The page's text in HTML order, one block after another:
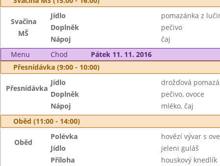
Svačina
MŠ
Jídlo
pomazánka z
Doplněk
pečivo
Nápoj
čaj
Menu
Chod
Pátek 11. 11. 2016
Přesnídávka (9:00 - 10:00)
Přesnídávka
Jídlo
drožďová
Doplněk
pečivo, ovoce
Nápoj
mléko, čaj
Oběd (11:00 - 14:00)
Oběd
Polévka
hovězí vývar s
Jídlo
jeleni guláš
Příloha
houskový knedlík